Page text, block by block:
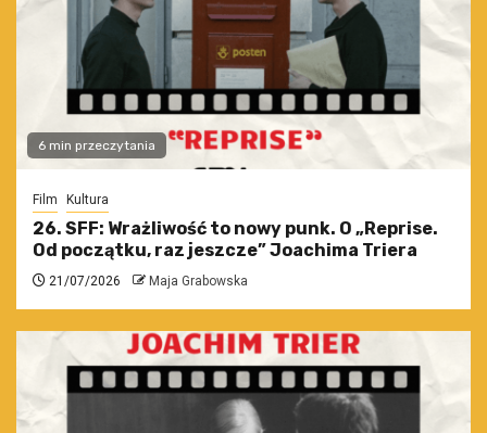
6 min przeczytania
Film Kultura
26. SFF: Wrażliwość to nowy punk. O „Reprise.
Od początku, raz jeszcze” Joachima Triera
21/07/2026 Maja Grabowska